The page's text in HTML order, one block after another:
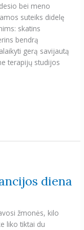
bei meno
suteiks didelę
skatins
bendrą
gerą savijautą
terapijų studijos
diena
žmonės, kilo
liko tiktai du